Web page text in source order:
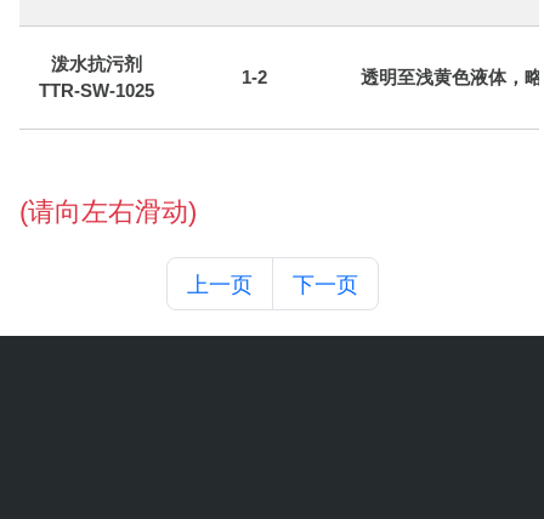
泼水抗污剂
TTR-SW-1025
1-2 透明至浅黄色液体，
(请向左右滑动)
上一页 下一页